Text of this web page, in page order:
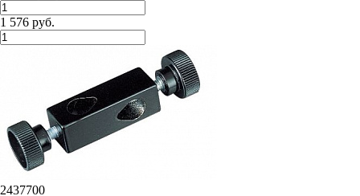
1 576 руб.
2437700